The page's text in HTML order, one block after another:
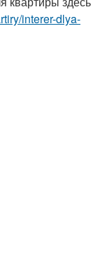
interer-dlya-